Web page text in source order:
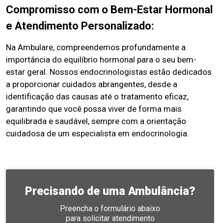
Compromisso com o Bem-Estar Hormonal
e Atendimento Personalizado:
Na Ambulare, compreendemos profundamente a
importância do equilíbrio hormonal para o seu bem-
estar geral. Nossos endocrinologistas estão dedicados
a proporcionar cuidados abrangentes, desde a
identificação das causas até o tratamento eficaz,
garantindo que você possa viver de forma mais
equilibrada e saudável, sempre com a orientação
cuidadosa de um especialista em endocrinologia.
Precisando de uma Ambulância?
Preencha o formulário abaixo
para solicitar atendimento